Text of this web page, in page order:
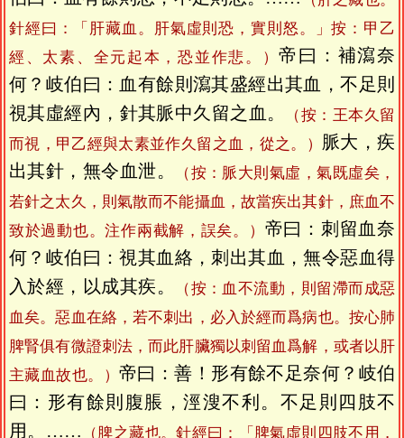
針經曰：「肝藏血。肝氣虛則恐，實則怒。」按：甲乙
經、太素、全元起本，恐並作悲。）帝曰：補瀉奈
何？岐伯曰：血有餘則瀉其盛經出其血，不足則
視其虛經內，針其脈中久留之血。
（按：王本久留
而視，甲乙經與太素並作久留之血，從之。） 脈大，疾
出其針，無令血泄。
（按：脈大則氣虛，氣既虛矣，
若針之太久，則氣散而不能攝血，故當疾出其針，庶血不
致於過動也。注作兩截解，誤矣。） 帝曰：刺留血奈
何？岐伯曰：視其血絡，刺出其血，無令惡血得
入於經，以成其疾。
（按：血不流動，則留滯而成惡
血矣。惡血在絡，若不刺出，必入於經而爲病也。按心肺
脾腎俱有微證刺法，而此肝臟獨以刺留血爲解，或者以肝
主藏血故也。） 帝曰：善！形有餘不足奈何？岐伯
曰：形有餘則腹脹，涇溲不利。不足則四肢不
用。…… （脾之藏也。針經曰：「脾氣虛則四肢不用，